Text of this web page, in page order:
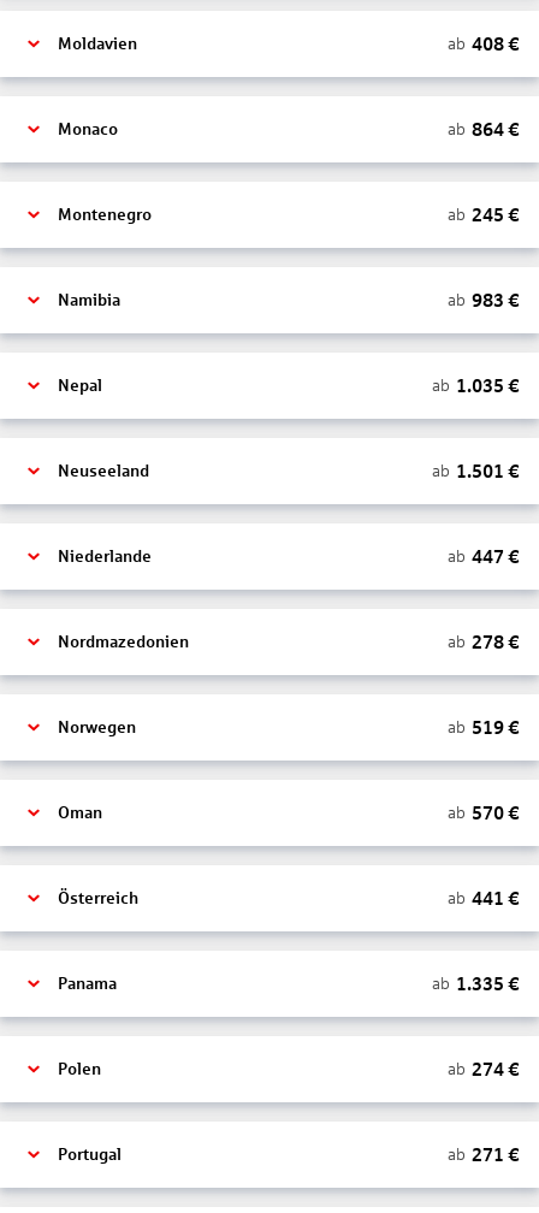
Moldavien ab 408€
Monaco ab 864€
Montenegro ab 245 €
Namibia ab 983 €
Nepal ab 1.035 €
Neuseeland ab 1.501 €
Niederlande ab 447 €
Nordmazedonien ab 278€
Norwegen ab 519€
Oman ab 570€
Österreich ab 441 €
Panama ab 1.335 €
Polen ab 274€
Portugal ab 271 €